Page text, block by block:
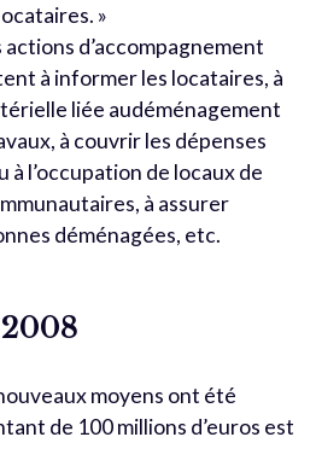
»
d’accompagnement
à informer les locataires, à
liée audéménagement
à couvrir les dépenses
à l’occupation de locaux de
à assurer
déménagées, etc.
moyens ont été
de 100 millions d’euros est